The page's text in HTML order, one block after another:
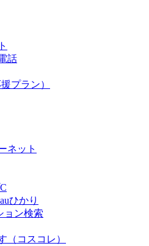
話
プラン）
ネット
ひかり
ョン検索
（コスコレ）